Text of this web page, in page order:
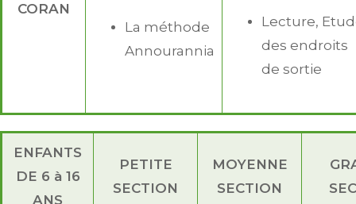
CORAN
La méthode
Annourannia
Lecture,
des endroits
de sortie
ENFANTS
DE 6 à 16
ANS
PETITE
SECTION
MOYENNE
SECTION